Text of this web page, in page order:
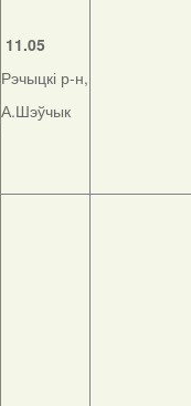
11.05
Рэчыцкі р-н,
А.Шэўчык